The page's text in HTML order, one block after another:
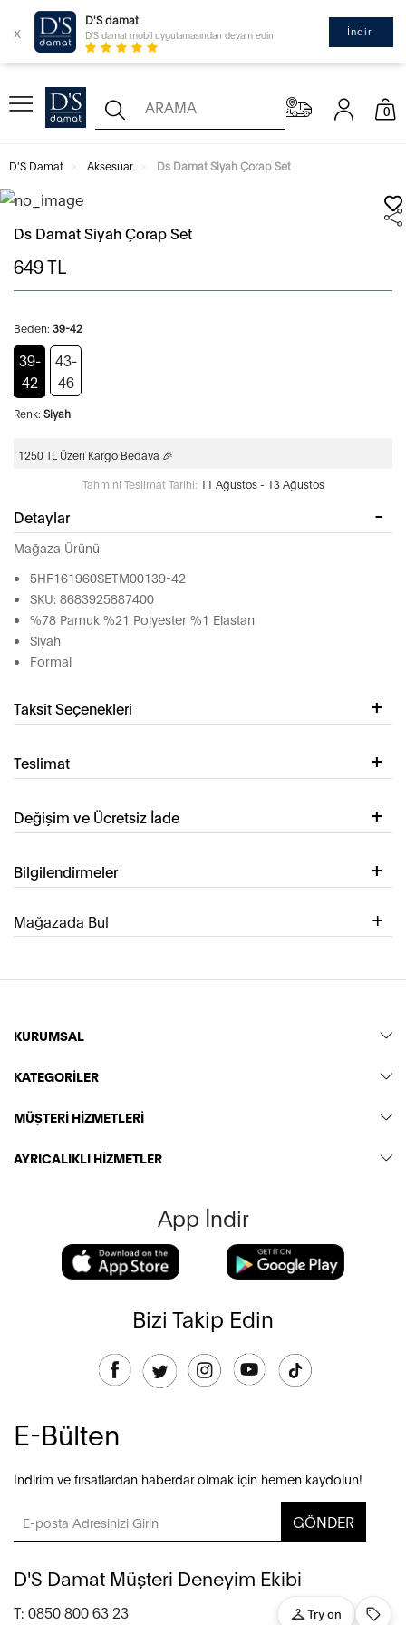
x
D'S damat
D'S damat mobil uygulamasından devam edin İndir
0
D'S Damat Aksesuar Ds Damat Siyah Çorap Set
Ds Damat Siyah Çorap Set
649TL
Beden: 39-42
39-
42
43-
46
Renk: Siyah
1250 TL Üzeri Kargo Bedava 🎉
Tahmini Teslimat Tarihi: 11 Ağustos - 13 Ağustos
Detaylar
Mağaza Ürünü
5HF161960SETM00139-42
SKU: 8683925887400
%78 Pamuk %21 Polyester %1 Elastan
Siyah
Formal
Taksit Seçenekleri
Teslimat
Değişim ve Ücretsiz İade
Bilgilendirmeler
Mağazada Bul
KURUMSAL
KATEGORİLER
MÜŞTERİ HİZMETLERİ
AYRICALIKLI HİZMETLER
App İndir
Bizi Takip Edin
E-Bülten
İndirim ve fırsatlardan haberdar olmak için hemen kaydolun!
GÖNDER
D'S Damat Müşteri Deneyim Ekibi
T: 0850 800 63 23